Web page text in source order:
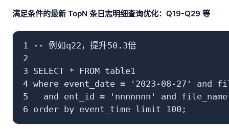
满足条件的最新 TopN 条日志明细查询优化：Q19-Q29 等
1 -- 例如q22，提升50.3倍
2
3 SELECT * FROM table1
4 where event_date = '2023-08-27' and
5   and ent_id = 'nnnnnnn' and